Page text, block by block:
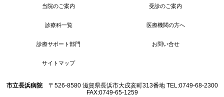
当院のご案内 受診のご案内
診療科一覧 医療機関の方へ
診療サポート部門 お問い合せ
サイトマップ
市立長浜病院
〒526-8580 滋賀県長浜市大戌亥町313番地 TEL:0749-68-2300
FAX:0749-65-1259